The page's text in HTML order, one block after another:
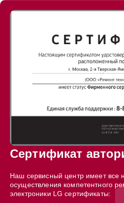
Сертификат
Наш сервисный центр имеет все
осуществления компетентного
электроники LG сертификаты: